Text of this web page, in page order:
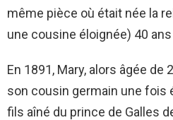
même pièce où était née la
une cousine éloignée) 40
En 1891, Mary, alors âgée de
son cousin germain une fois
fils aîné du prince de Galles